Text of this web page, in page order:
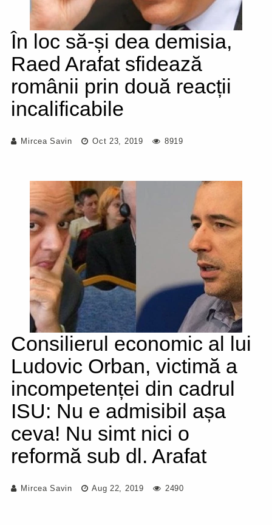
În loc să-și dea demisia,
Raed Arafat sfidează
românii prin două reacții
incalificabile
Mircea Savin Oct 23, 2019 8919
Consilierul economic al lui
Ludovic Orban, victimă a
incompetenței din cadrul
ISU: Nu e admisibil așa
ceva! Nu simt nici o
reformă sub dl. Arafat
Mircea Savin Aug 22, 2019 2490